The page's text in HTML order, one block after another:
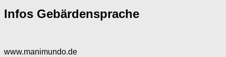
Infos Gebärdensprache
www.manimundo.de